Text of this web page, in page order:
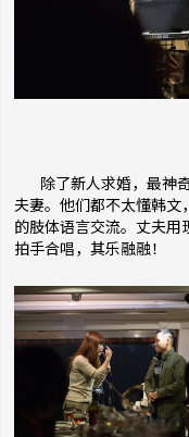
除了新人求婚，最神
夫妻。他们都不太懂韩
的肢体语言交流。丈夫
拍手合唱，其乐融融！